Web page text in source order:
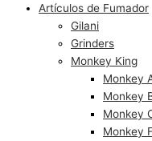
Artículos de Fumador
Gilani
Grinders
Monkey King
Monkey
Monkey
Monkey
Monkey